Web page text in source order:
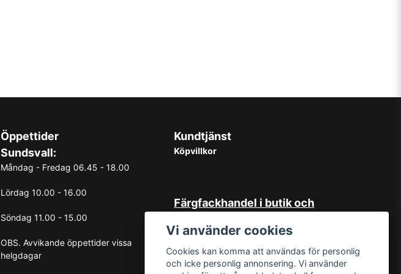
Öppettider
Sundsvall:
Måndag - Fredag 06.45 - 18.00
Lördag 10.00 - 16.00
Söndag 11.00 - 15.00
OBS. Avvikande öppettider vissa
helgdagar
Kundtjänst
Köpvillkor
Färgfackhandel i butik och
Hos oss på Norrlandsfärg har det
sedan starten 1965 varit självklart
med god kundservice. Du kan känna
Vi använder cookies
Cookies kan komma att användas för personlig
och icke personlig annonsering. Vi använder